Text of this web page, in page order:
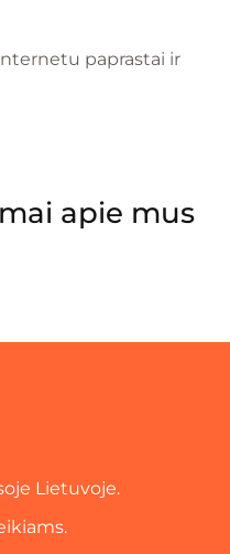
paprastai ir
apie mus
Lietuvoje.